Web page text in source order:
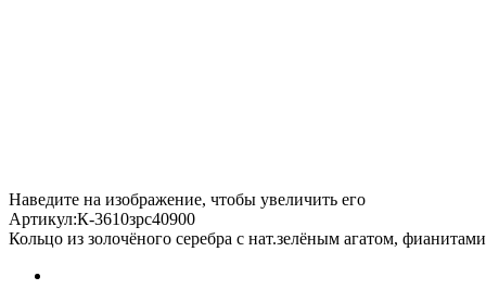
Наведите на изображение, чтобы увеличить его
Артикул:К-3610зрс40900
Кольцо из золочёного серебра с нат.зелёным агатом,